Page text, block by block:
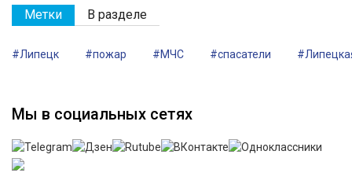
Метки В разделе
#Липецк #пожар #МЧС #спасатели
Мы в социальных сетях